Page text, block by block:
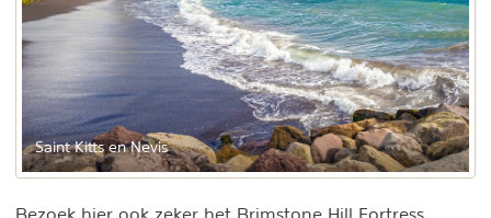
Saint Kitts en Nevis
Bezoek hier ook zeker het Brimstone Hill Fortress